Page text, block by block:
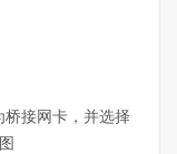
接网卡，并选择